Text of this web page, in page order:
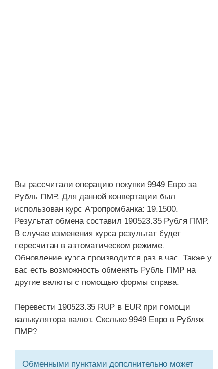
Вы рассчитали операцию покупки 9949 Евро за
Рубль ПМР. Для данной конвертации был
использован курс Агропромбанка: 19.1500.
Результат обмена составил 190523.35 Рубля ПМР.
В случае изменения курса результат будет
пересчитан в автоматическом режиме.
Обновление курса производится раз в час. Также у
вас есть возможность обменять Рубль ПМР на
другие валюты с помощью формы справа.
Перевести 190523.35 RUP в EUR при помощи
калькулятора валют. Сколько 9949 Евро в Рублях
ПМР?
Обменными пунктами дополнительно может